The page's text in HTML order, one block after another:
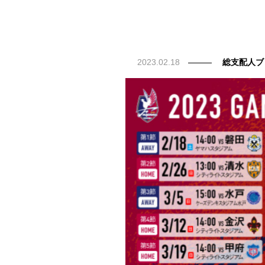
2023.02.18 総支配人